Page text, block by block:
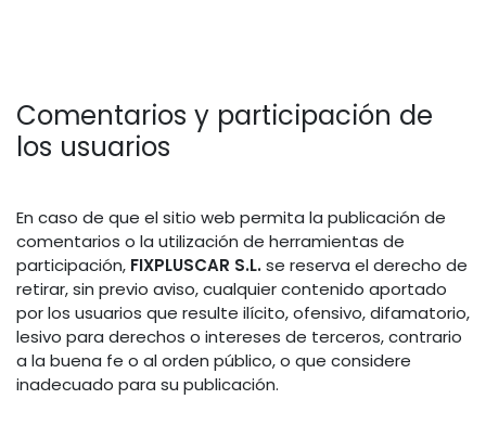
Comentarios y participación de
los usuarios
En caso de que el sitio web permita la publicación de
comentarios o la utilización de herramientas de
participación, FIXPLUSCAR S.L.se reserva el derecho de
retirar, sin previo aviso, cualquier contenido aportado
por los usuarios que resulte ilícito, ofensivo, difamatorio,
lesivo para derechos o intereses de terceros, contrario
a la buena fe o al orden público, o que considere
inadecuado para su publicación.